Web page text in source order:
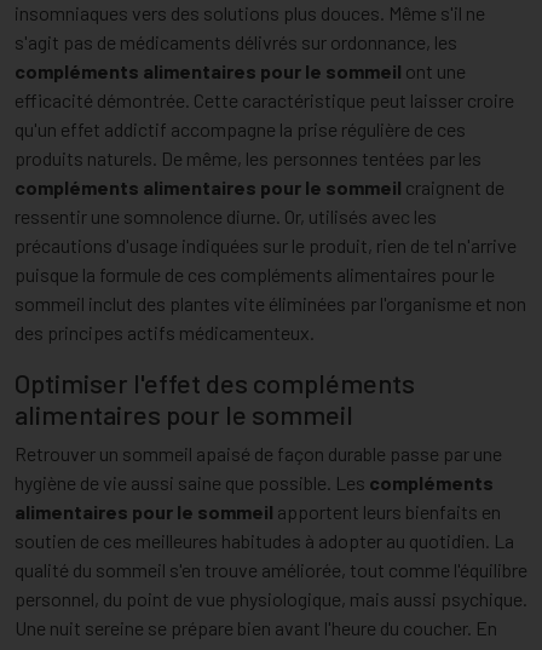
insomniaques vers des solutions plus douces. Même s'il ne
s'agit pas de médicaments délivrés sur ordonnance, les
compléments alimentaires pour le sommeil ont une
efficacité démontrée. Cette caractéristique peut laisser croire
qu'un effet addictif accompagne la prise régulière de ces
produits naturels. De même, les personnes tentées par les
compléments alimentaires pour le sommeil craignent de
ressentir une somnolence diurne. Or, utilisés avec les
précautions d'usage indiquées sur le produit, rien de tel n'arrive
puisque la formule de ces compléments alimentaires pour le
sommeil inclut des plantes vite éliminées par l'organisme et non
des principes actifs médicamenteux.
Optimiser l'effet des compléments
alimentaires pour le sommeil
Retrouver un sommeil apaisé de façon durable passe par une
hygiène de vie aussi saine que possible. Les compléments
alimentaires pour le sommeil apportent leurs bienfaits en
soutien de ces meilleures habitudes à adopter au quotidien. La
qualité du sommeil s'en trouve améliorée, tout comme l'équilibre
personnel, du point de vue physiologique, mais aussi psychique.
Une nuit sereine se prépare bien avant l'heure du coucher. En